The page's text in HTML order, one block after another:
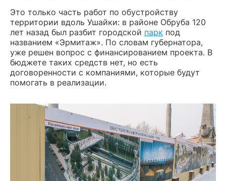
Это только часть работ по обустройству
территории вдоль Ушайки: в районе Обруба 120
лет назад был разбит городской парк под
названием «Эрмитаж». По словам губернатора,
уже решен вопрос с финансированием проекта. В
бюджете таких средств нет, но есть
договоренности с компаниями, которые будут
помогать в реализации.